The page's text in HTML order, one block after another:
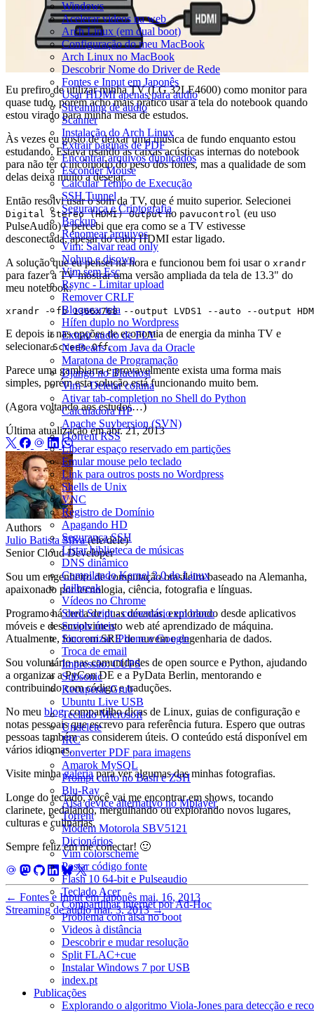
Windows
Acelerar videos na web
Arch Linux (em dual boot)
Configuração do meu MacBook
Arch Linux no MacBook
Descobrir Nome do Driver de Rede
Fontes e Input em Japonês
Usar HDMI apenas para audio
Streaming de audio
Scanner
Instalação do Arch Linux
Extrair páginas de PDF
Encontrar arquivos duplicados
Esconder Mouse
Calcular Tempo de Execução
SSH Tunnel
Segurança e Criptografia
Backup
Renomear arquivos
Vim: Salvar read only
Nohup e disown
Vim sem Esc
Rsync - Limitar upload
Remover CRLF
Bloquear tela
Hífen duplo no Wordpress
Extrair audio de FLV
NetBeans com Java da Oracle
Maratona de Programação
Django no Bluehost
Vim - Deletar coluna
Ativar tab-completion no Shell do Python
Calculadora HP
Apache Suvbersion (SVN)
rTorrent RSS
Liberar espaço reservado em partições
Emular mouse pelo teclado
Link para outros posts no Wordpress
Shells de Unix
VNC
Registro de Domínio
Apagando HD
Segurança SSH
Listar biblioteca de músicas
DNS dinâmico
Compilando Kernel 3.0 do Linux
Jailbreak
Vídeos no Chrome
Shell Script - comentário em bloco
Scripts úteis
Sincronizar iPhone e Google
Troca de email
Impressão: CUPS
Subsonic
Recuperar Grub
Ubuntu Live USB
Teclado Microsoft
Undelete
IRC
Converter PDF para imagens
Amarok MySQL
Prompt curto no Bash e ZSH
Blu-Ray
Alsa device alternativo no Mplayer
Torrent
Modem Motorola SBV5121
Dicionários
Vim colorscheme
Postar código fonte
Flash 10 64-bit e Pulseaudio
Teclado Acer
Compartilhar internet por Ad-Hoc
Problema com alsa no boot
Videos à distância
Descobrir e mudar resolução
Split FLAC+cue
Instalar Windows 7 por USB
index.pt
Publicações
Explorando o algoritmo Viola-Jones para detecção e
Eu prefiro de utilizar minha TV (LG 32LE4600) como monitor para
quase tudo, porém acho mais prático usar a tela do notebook quando
estou virado para minha mesa de estudos.
Às vezes eu gosto de deixar uma música de fundo enquanto estou
estudando. Estava usando as caixas acústicas internas do notebook
para não ter o incômodo do peso dos fones, mas a qualidade de som
delas deixa muito a desejar.
Então resolvi usar o som da TV, que é muito superior. Selecionei
Digital Stereo (HDMI) Outputno pavucontrol (eu uso
PulseAudio) e percebi que era como se a TV estivesse
desconectada, apesar do cabo HDMI estar ligado.
A solução que eu pensei na hora e funcionou bem foi usar o xrandr
para fazer a TV mostrar uma versão ampliada da tela de 13.3" do
meu notebook:
E depois ir nas opções de economia de energia da minha TV e
selecionarScreen Off.
Parece uma gambiarra e provavelmente exista uma forma mais
simples, porém esta solução está funcionando muito bem.
(Agora voltando aos estudos…)
Última atualização emabr. 21, 2013
Authors
Julio Batista Silva(ele/dele)
Senior Cloud Developer
Sou um engenheiro de computação brasileiro baseado na Alemanha,
apaixonado por tecnologia, ciência, fotografia e línguas.
Programo há cerca de duas décadas, explorando desde aplicativos
móveis e desenvolvimento web até aprendizado de máquina.
Atualmente, foco em SRE de nuvem e engenharia de dados.
Sou voluntário nas comunidades de open source e Python, ajudando
a organizar a PyCon DE e a PyData Berlin, mentorando e
contribuindo com código e traduções.
No meu blog, compartilho dicas de Linux, guias de configuração e
notas pessoais que escrevo para referência futura. Espero que outras
pessoas também as considerem úteis. O conteúdo está disponível em
vários idiomas.
Visite minhagaleriapara ver algumas das minhas fotografias.
Longe do teclado, você vai me encontrar em shows, tocando
clarinete, pedalando, mergulhando ou explorando novos lugares,
culturas e culinárias.
Sempre feliz em me conectar! 🙂
← Fontes e Input em Japonês mai. 16, 2013
Streaming de audio mar. 3, 2013→